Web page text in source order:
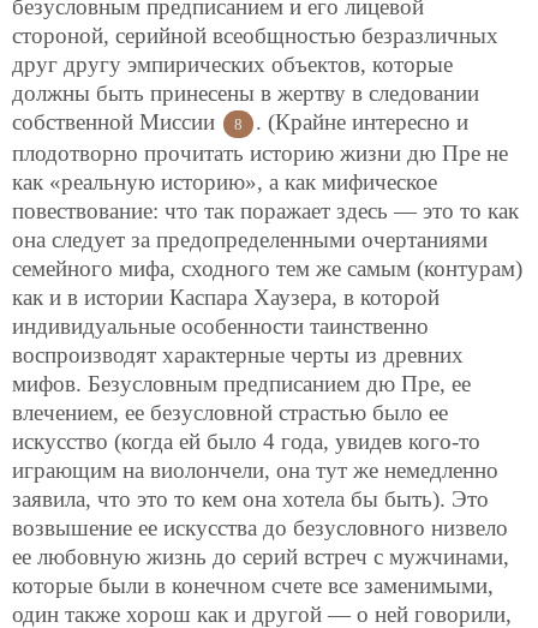
безусловным предписанием и его лицевой
стороной, серийной всеобщностью безразличных
друг другу эмпирических объектов, которые
должны быть принесены в жертву в следовании
собственной Миссии
8
. (Крайне интересно и
плодотворно прочитать историю жизни дю Пре не
как «реальную историю», а как мифическое
повествование: что так поражает здесь — это то как
она следует за предопределенными очертаниями
семейного мифа, сходного тем же самым (контурам)
как и в истории Каспара Хаузера, в которой
индивидуальные особенности таинственно
воспроизводят характерные черты из древних
мифов. Безусловным предписанием дю Пре, ее
влечением, ее безусловной страстью было ее
искусство (когда ей было 4 года, увидев кого-то
играющим на виолончели, она тут же немедленно
заявила, что это то кем она хотела бы быть). Это
возвышение ее искусства до безусловного низвело
ее любовную жизнь до серий встреч с мужчинами,
которые были в конечном счете все заменимыми,
один также хорош как и другой — о ней говорили,